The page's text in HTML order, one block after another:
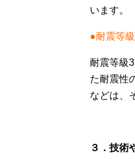
います。
●耐震等
耐震等級
た耐震性
などは、
３．技術